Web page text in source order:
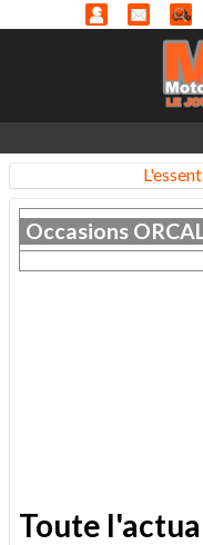
Occasions
Toute